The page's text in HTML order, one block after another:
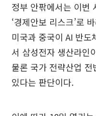
정부 안팎에서는 이번
‘경제안보 리스크’로
미국과 중국이 AI 반도
서 삼성전자 생산라인
물론 국가 전략산업
있다는 판단이다.